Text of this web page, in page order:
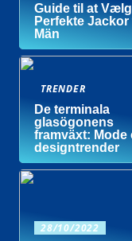
Guide til at
Perfekte Jackor
Män
TRENDER
De terminala
glasögonens
framväxt: Mode
designtrender
28/10/2022